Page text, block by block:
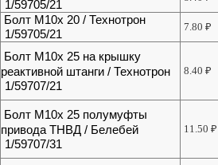
1/59705/21
Болт М10х 20 / Технотрон
1/59705/21
7.80₽
Болт М10х 25 на крышку
реактивной штанги / Технотрон
1/59707/21
8.40₽
Болт М10х 25 полумуфты
привода ТНВД / Белебей
1/59707/31
11.50₽